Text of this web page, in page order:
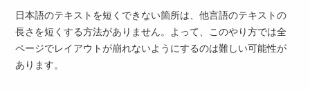
日本語のテキストを短くできない箇所は、他言語のテキストの
長さを短くする方法がありません。よって、このやり方では全
ページでレイアウトが崩れないようにするのは難しい可能性が
あります。